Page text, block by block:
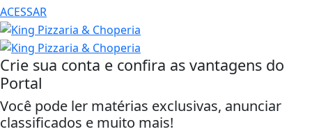
ACESSAR
Crie sua conta e confira as vantagens do
Portal
Você pode ler matérias exclusivas, anunciar
classificados e muito mais!